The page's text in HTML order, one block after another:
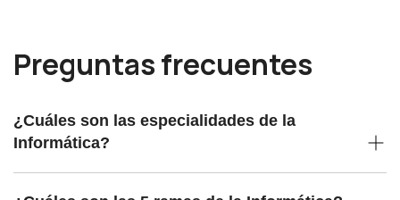
Preguntas frecuentes
¿Cuáles son las especialidades de la
Informática?